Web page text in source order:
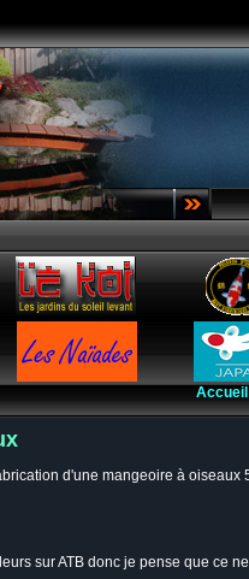
Accueil
d'une mangeoire à
sur ATB donc je pense que ce